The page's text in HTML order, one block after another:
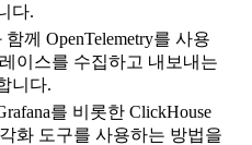
다.
함께 OpenTelemetry를 사용
이스를 수집하고 내보내는
니다.
를 비롯한 ClickHouse
화 도구를 사용하는 방법을